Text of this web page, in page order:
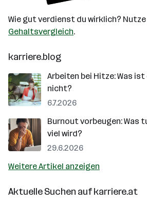
Wie gut verdienst du wirklich?
Gehaltsvergleich.
karriere.blog
Arbeiten bei Hitze: Was
nicht?
6.7.2026
Burnout vorbeugen: Was
viel wird?
29.6.2026
Weitere Artikel anzeigen
Aktuelle Suchen aufkarriere.at